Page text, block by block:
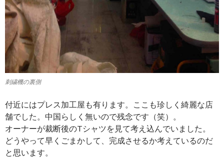
刺繍機の裏側
付近にはプレス加工屋も有ります。ここも珍しく綺麗な店
舗でした。中国らしく無いので残念です（笑）。
オーナーが裁断後のTシャツを見て考え込んでいました。
どうやって早くごまかして、完成させるか考えているのだ
と思います。